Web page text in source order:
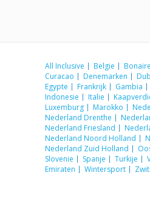
All Inclusive Belgie Bonaire
Curacao
Denemarken
Egypte
Frankrijk Gambia
Indonesie
Italie
Luxemburg
Marokko
Nederland Drenthe
Nederland Friesland
Nederland Noord Holland
Nederland Zuid Holland
Slovenie
Spanje Turkije
Emiraten
Wintersport